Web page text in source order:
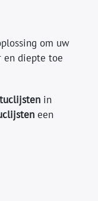
om uw
en diepte toe
in
een